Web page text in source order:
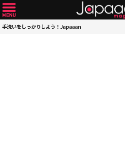
手洗いをしっかりしよう！Japaaan